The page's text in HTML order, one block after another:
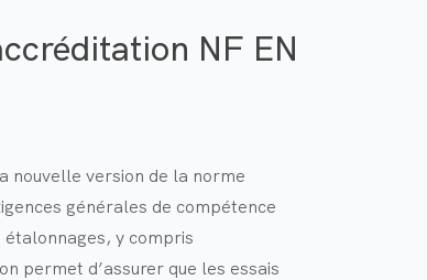
NF EN
nouvelle version de la norme
générales de compétence
y compris
permet d’assurer que les essais